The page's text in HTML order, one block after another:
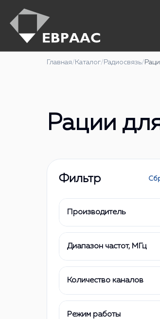
Главная/ Каталог/ Радиосвязь/
Рации
Фильтр
Производитель
Диапазон частот, МГц
Количество каналов
Режим работы